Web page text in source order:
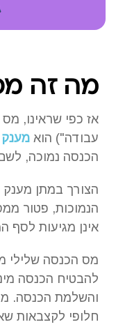
מה זה
אז כפי שראינו,
עבודה") הוא מענק
הכנסה נמוכה,
הצורך במתן
הנמוכות, פטור
אינן מגיעות לסף
מס הכנסה שלילי
להבטיח הכנסה
והשלמת הכנסה.
חלופי לקצבאות